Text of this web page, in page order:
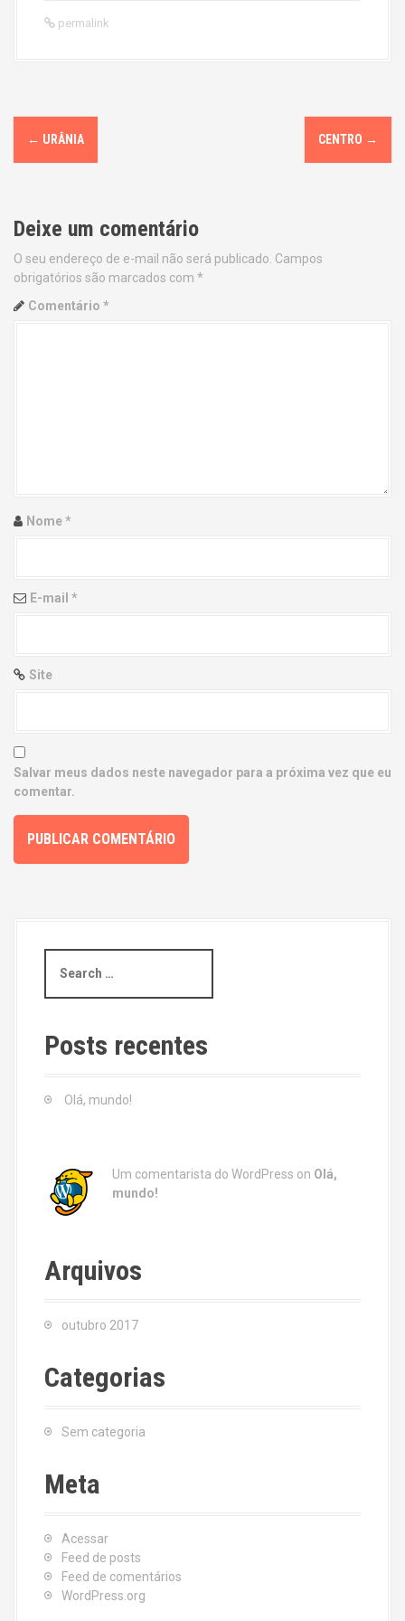
permalink
P
o
t
n
a
i
n
← URÂNIA CENTRO →
Deixe um comentário
O seu endereço de e-mail não será publicado. Campos
obrigatórios são marcados com *
Comentário *
Nome*
E-mail *
Site
Salvar meus dados neste navegador para a próxima vez que eu
comentar.
a
c
h
Posts recentes
Olá, mundo!
Um comentarista do WordPress on Olá,
mundo!
Arquivos
outubro 2017
Categorias
Sem categoria
Meta
Acessar
Feed de posts
Feed de comentários
WordPress.org